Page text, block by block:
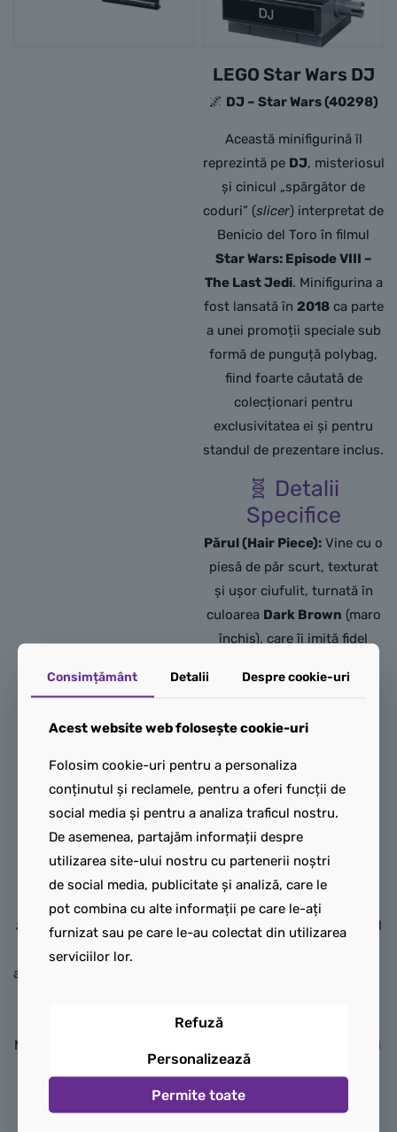
LEGO Grogu™ cu
landoul planor
Oferă copiilor ocazia să-și
arate dragostea pentru
Grogu cu această figurină
construibilă LEGO®
Star Wars™ Grogu cu landou
planor (75403). Un cadou
adorabil pentru băieți, fete și
serialului Războiul stelelor:
Mandalorianul™, acest model
de construcție și etalare
reprezintă o decorațiune
atractivă și veselă pentru
LEGO Star Wars DJ
🌌 DJ – Star Wars (40298)
Această minifigurină îl
reprezintă pe DJ, misteriosul
și cinicul „spărgător de
coduri” (slicer) interpretat de
Benicio del Toro în filmul
Star Wars: Episode VIII –
The Last Jedi. Minifigurina a
fost lansată în 2018ca parte
a unei promoții speciale sub
formă de punguță polybag,
fiind foarte căutată de
colecționari pentru
exclusivitatea ei și pentru
standul de prezentare inclus.
🧬 Detalii
Specifice
Părul (Hair Piece): Vine cu o
piesă de păr scurt, texturat
și ușor ciufulit, turnată în
culoarea Dark Brown (maro
închis), care îi imită fidel
Capul:De culoare Light
imprimat pe o singură față.
Redă trăsăturile aspre ale
personajului,
incluzând o
barbă scurtă și nebărbierită
(stubble) de culoare
gri/maro,
cearcăne discrete
sub ochi și o expresie
neutră,
ușor obosită și
indiferentă față de conflictul
Reprezintă haina sa lungă și
uzată,imprimată pe ambele
Consimțământ Detalii Despre cookie-uri
Acest website web folosește cookie-uri
Folosim cookie-uri pentru a personaliza
conținutul și reclamele, pentru a oferi funcții de
social media și pentru a analiza traficul nostru.
De asemenea, partajăm informații despre
utilizarea site-ului nostru cu partenerii noștri
de social media, publicitate și analiză, care le
pot combina cu alte informații pe care le-ați
furnizat sau pe care le-au colectat din utilizarea
serviciilor lor.
Refuză
Personalizează
Permite toate